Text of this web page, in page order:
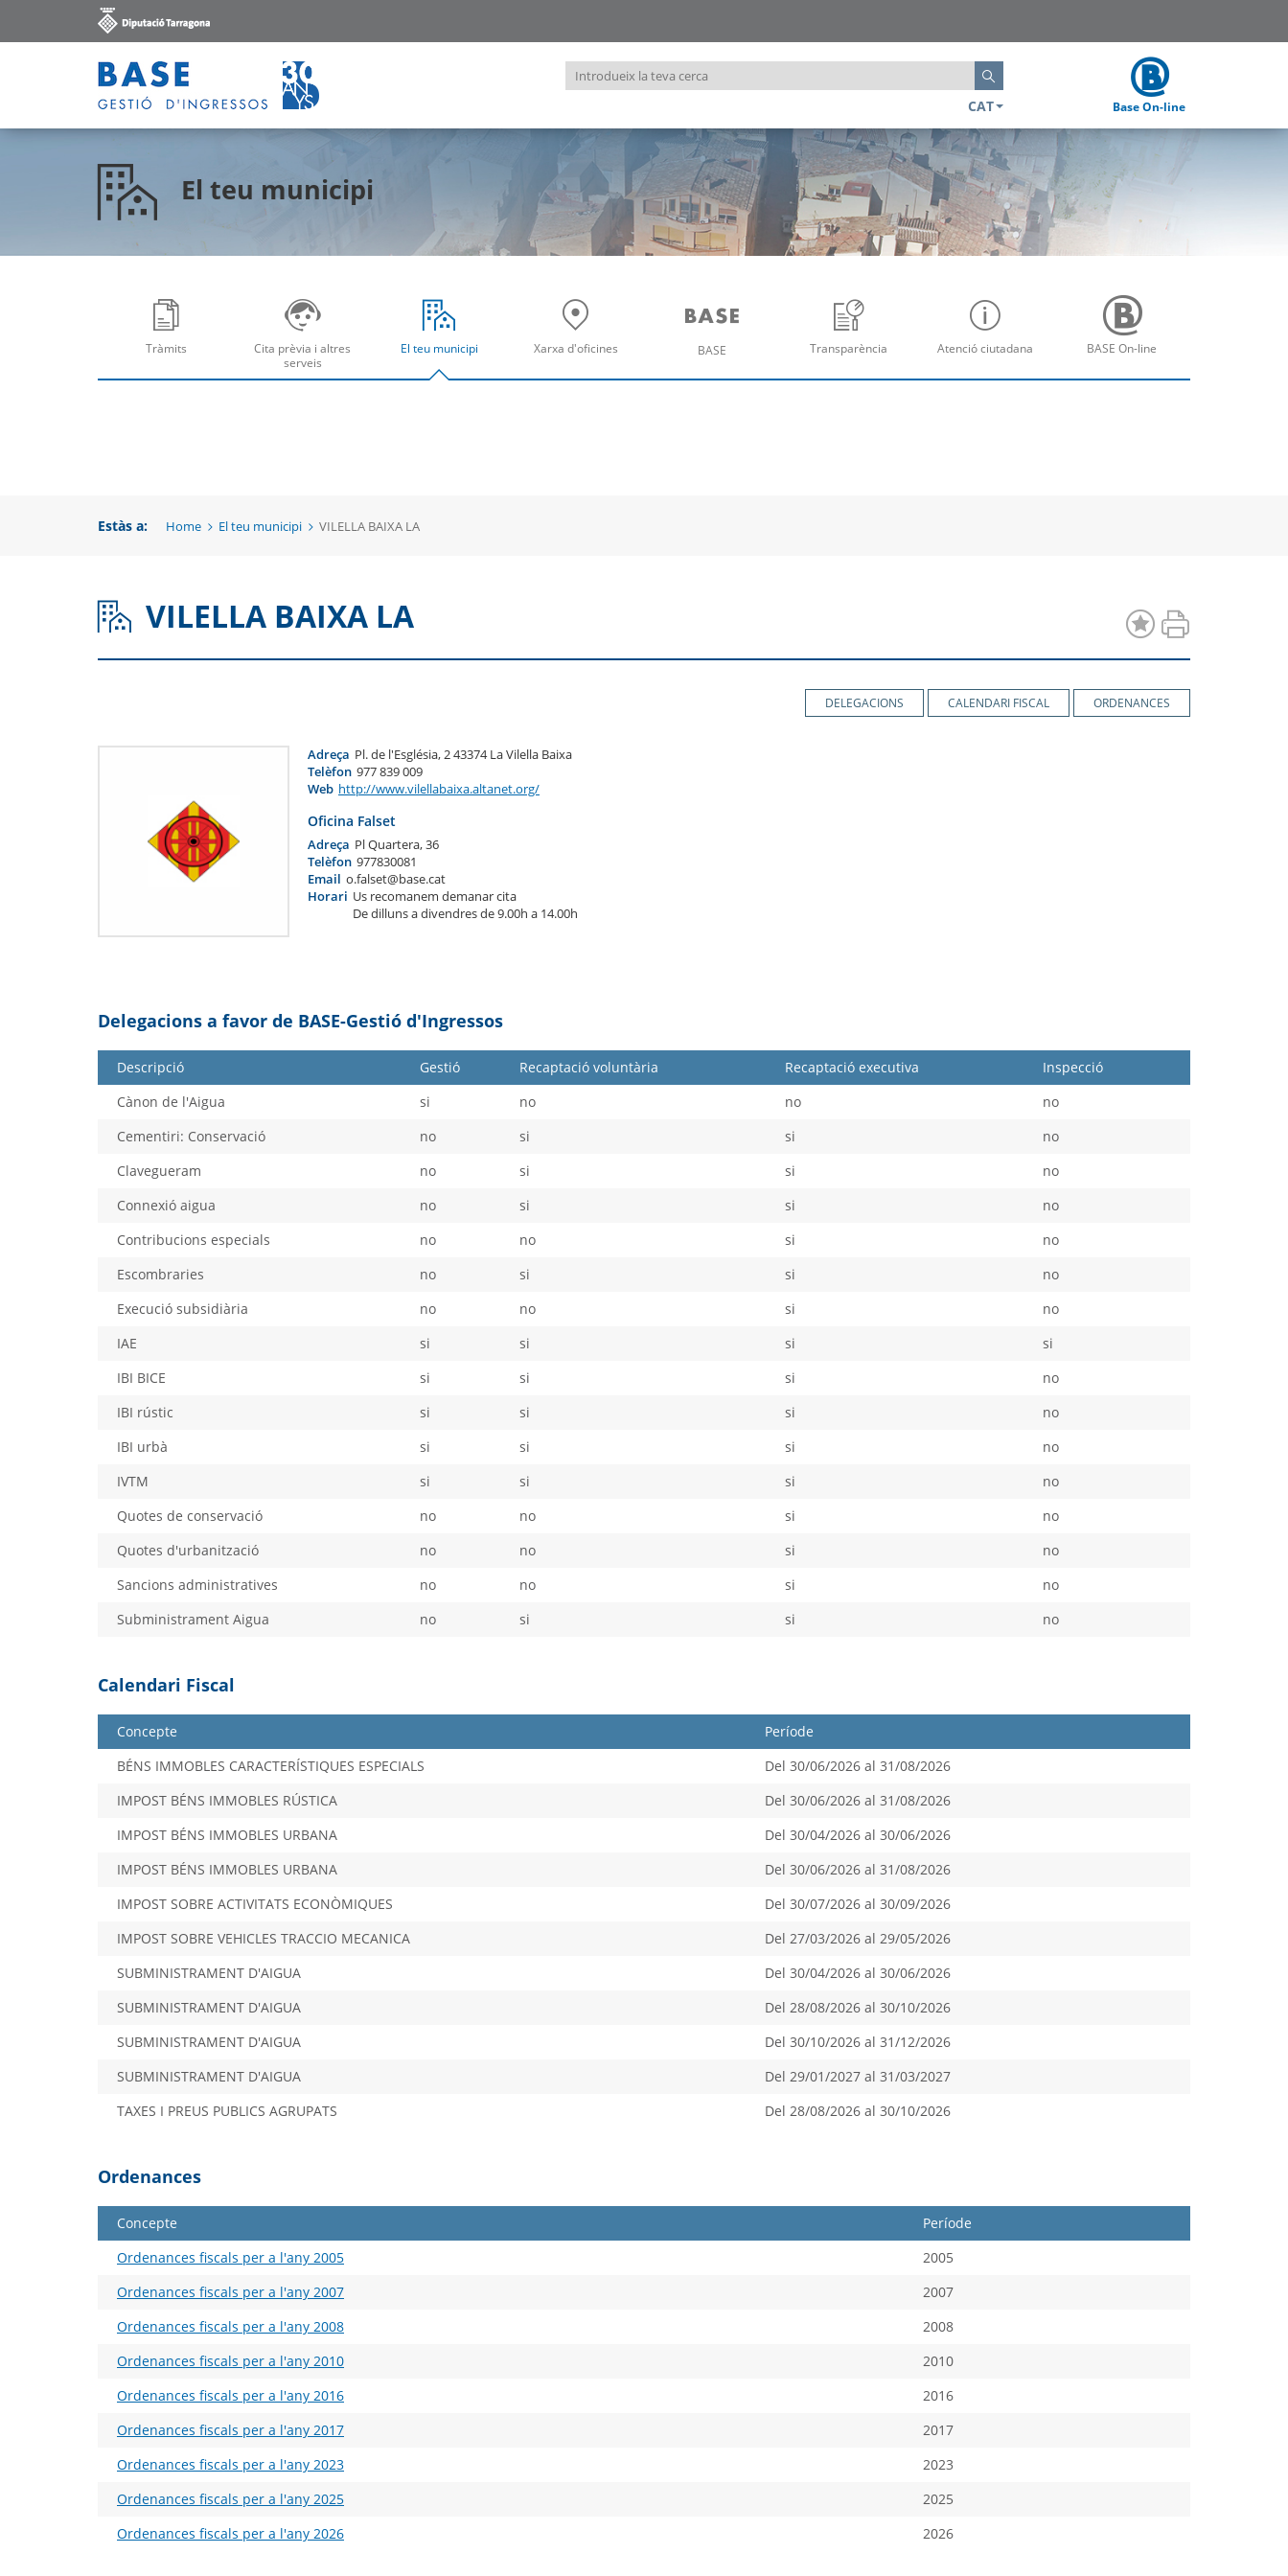
Introdueix
la
cerca
CAT
Base On-line
El teu municipi
Tràmits
Obre
finestra
Cita prèvia i altres
serveis
Obre
finestra
El teu municipi
Obre
finestra
Xarxa d'oficines
Obre
BASE
Obre
Transparència
Obre
Atenció ciutadana
Obre
BASE On-line
Obre
Estàs a: Home El teu municipi VILELLA BAIXA LA
VILELLA BAIXA LA
DELEGACIONS CALENDARI FISCAL ORDENANCES
Adreça Pl. de l'Església, 2 43374 La Vilella Baixa
Telèfon 977 839 009
Web http://www.vilellabaixa.altanet.org/
Oficina Falset
Adreça Pl Quartera, 36
Telèfon 977830081
Email o.falset@base.cat
Horari Us recomanem demanar cita
De dilluns a divendres de 9.00h a 14.00h
Delegacions a favor de BASE-Gestió d'Ingressos
Descripció Gestió Recaptació voluntària Recaptació executiva
Inspecció
Cànon de l'Aigua
si no no
no
Cementiri: Conservació
no si si
no
Clavegueram
no si si
no
Connexió aigua
no si si
no
Contribucions especials
no no si
no
Escombraries
no si si
no
Execució subsidiària
no no si
no
IAE
si si si
si
IBI BICE
si si si
no
IBI rústic
si si si
no
IBI urbà
si si si
no
IVTM
si si si
no
Quotes de conservació
no no si
no
Quotes d'urbanització
no no si
no
Sancions administratives
no no si
no
Subministrament Aigua
no si si no
Calendari Fiscal
Concepte
Període
BÉNS IMMOBLES CARACTERÍSTIQUES ESPECIALS
Del 30/06/2026 al 31/08/2026
IMPOST BÉNS IMMOBLES RÚSTICA
Del 30/06/2026 al 31/08/2026
IMPOST BÉNS IMMOBLES URBANA
Del 30/04/2026 al 30/06/2026
IMPOST BÉNS IMMOBLES URBANA
Del 30/06/2026 al 31/08/2026
IMPOST SOBRE ACTIVITATS ECONÒMIQUES
Del 30/07/2026 al 30/09/2026
IMPOST SOBRE VEHICLES TRACCIO MECANICA
Del 27/03/2026 al 29/05/2026
SUBMINISTRAMENT D'AIGUA
Del 30/04/2026 al 30/06/2026
SUBMINISTRAMENT D'AIGUA
Del 28/08/2026 al 30/10/2026
SUBMINISTRAMENT D'AIGUA
Del 30/10/2026 al 31/12/2026
SUBMINISTRAMENT D'AIGUA
Del 29/01/2027 al 31/03/2027
TAXES I PREUS PUBLICS AGRUPATS
Del 28/08/2026 al 30/10/2026
Ordenances
Concepte
Període
Ordenances fiscals per a l'any 2005
2005
Ordenances fiscals per a l'any 2007
2007
Ordenances fiscals per a l'any 2008
2008
Ordenances fiscals per a l'any 2010
2010
Ordenances fiscals per a l'any 2016
2016
Ordenances fiscals per a l'any 2017
2017
Ordenances fiscals per a l'any 2023
2023
Ordenances fiscals per a l'any 2025
2025
Ordenances fiscals per a l'any 2026
2026